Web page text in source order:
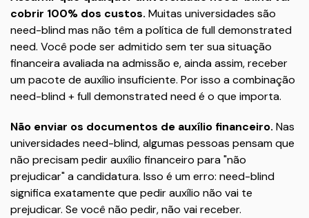
cobrir 100% dos custos. Muitas universidades são
need-blind mas não têm a política de full demonstrated
need. Você pode ser admitido sem ter sua situação
financeira avaliada na admissão e, ainda assim, receber
um pacote de auxílio insuficiente. Por isso a combinação
need-blind + full demonstrated need é o que importa.
Não enviar os documentos de auxílio financeiro. Nas
universidades need-blind, algumas pessoas pensam que
não precisam pedir auxílio financeiro para "não
prejudicar" a candidatura. Isso é um erro: need-blind
significa exatamente que pedir auxílio não vai te
prejudicar. Se você não pedir, não vai receber.